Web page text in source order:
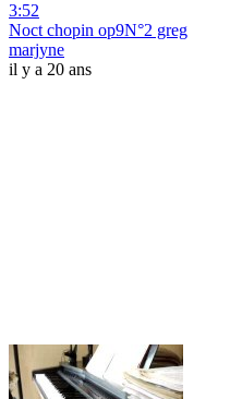
3:52
Noct chopin op9N°2 greg
marjyne
il y a 20 ans